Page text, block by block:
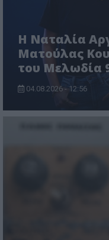
Η Ναταλία
Ματούλας
του Μελωδία
04.08.2026 - 12:56